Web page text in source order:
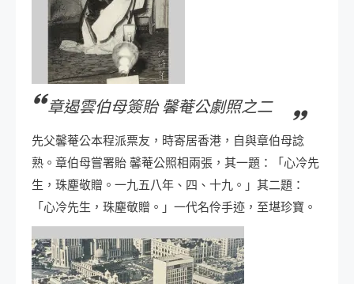
章遏雲伯母簽貽 馨菴公劇照之二
先父馨菴公本程派票友，時寄居香港，自與章伯母諗
熟。章伯母嘗署貽 馨菴公照相兩張，其一題：「心冷先
生，珠塵敬贈。一九五八年、四、十九。」其二題：
「心冷先生，珠塵敬贈。」一代名伶手迹，至堪珍寶。